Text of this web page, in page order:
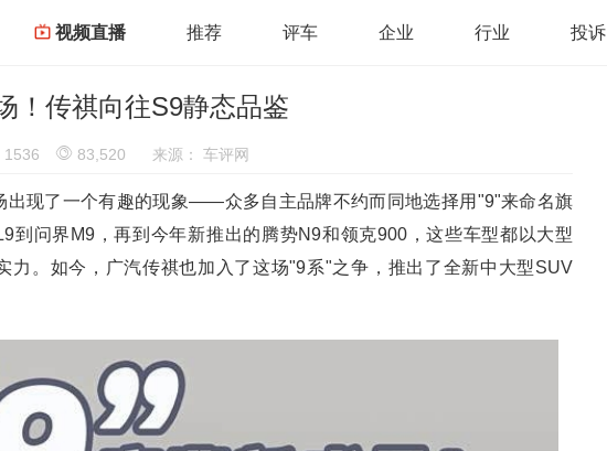
视频直播 推荐 评车 企业 行业 投诉
！传祺向往S9静态品鉴
1536 83,520 来源： 车评网
出现了一个有趣的现象——众多自主品牌不约而同地选择用"9"来命名旗
到问界M9，再到今年新推出的腾势N9和领克900，这些车型都以大型
力。如今，广汽传祺也加入了这场"9系"之争，推出了全新中大型SUV